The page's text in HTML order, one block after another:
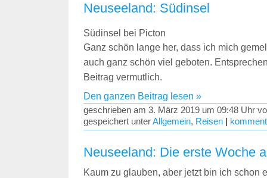
Neuseeland: Südinsel
Südinsel bei Picton
Ganz schön lange her, dass ich mich
auch ganz schön viel geboten.
Beitrag vermutlich.
Den ganzen Beitrag lesen »
geschrieben am 3. März 2019 um 09:48 Uhr
gespeichert unterAllgemein, Reisen
Neuseeland: Die erste Woche
Kaum zu glauben, aber jetzt bin ich schon